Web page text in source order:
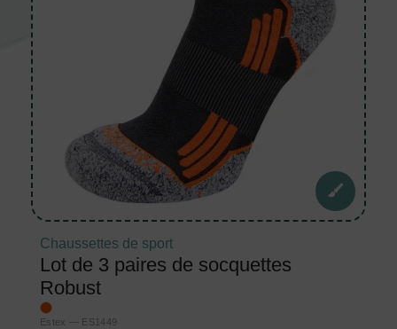
Chaussettes de sport
Lot de 3 paires de socquettes
Robust
Estex — ES1449